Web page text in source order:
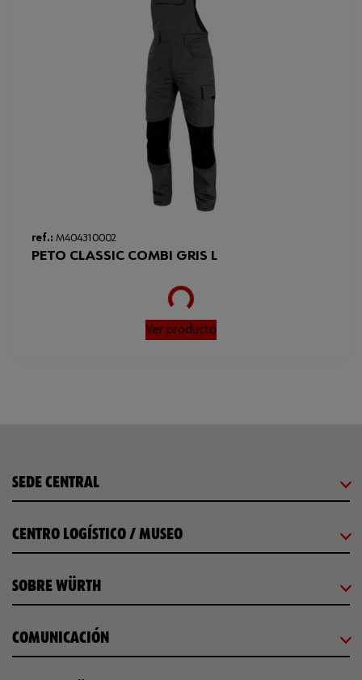
ref.: M404310002
PETO CLASSIC COMBI GRIS L
Loading...
Ver producto
SEDE CENTRAL
CENTRO LOGÍSTICO / MUSEO
SOBRE WÜRTH
COMUNICACIÓN